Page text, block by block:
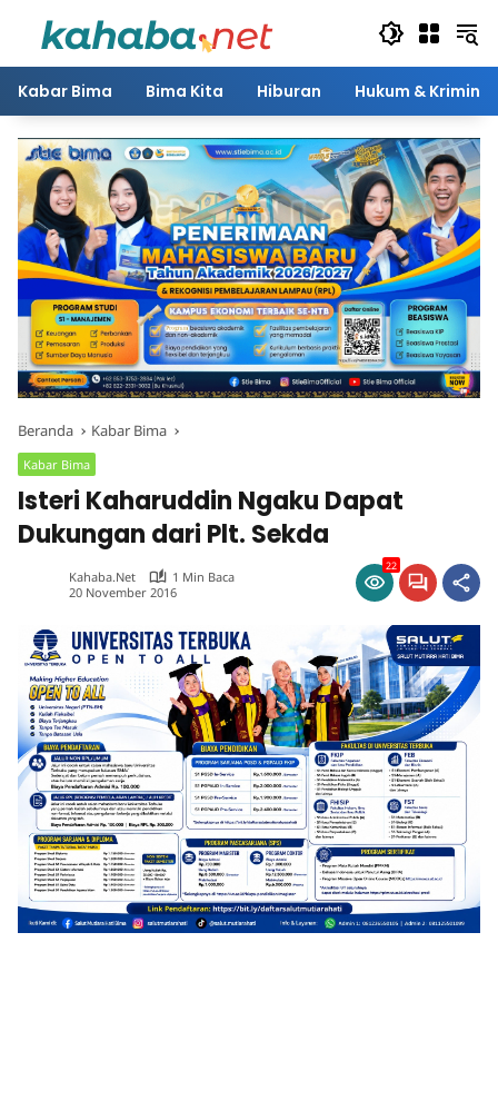
Kabar Bima Bima Kita Hiburan Hukum & Kriminal
Beranda Kabar Bima
Kabar Bima
Isteri Kaharuddin Ngaku Dapat
Dukungan dari Plt. Sekda
Kahaba.net
1 Min Baca
20 November 2016
22